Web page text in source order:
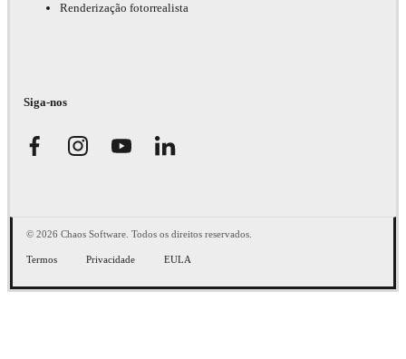
Renderização fotorrealista
Siga-nos
© 2026 Chaos Software. Todos os direitos reservados.
Termos Privacidade EULA